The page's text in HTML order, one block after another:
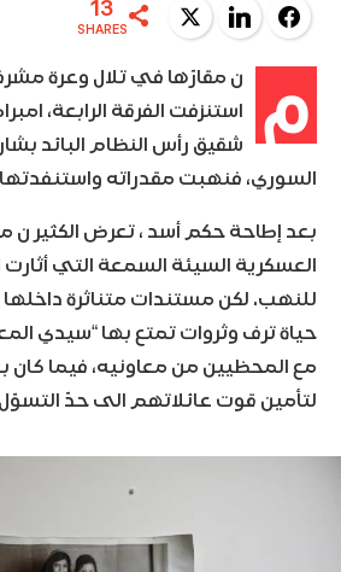
Facebook
LinkedIn
Twitter
13
SHARES
م
ن مقارّها في تلال وعرة
استنزفت الفرقة الرابعة،
شقيق رأس النظام البائد بشار
السوري، فنهبت مقدراته
بعد إطاحة حكم أسد ، تعرض الكثير ن
العسكرية السيئة السمعة التي
للنهب. لكن مستندات متناثرة
حياة ترف وثروات تمتع بها “سيدي
مع المحظيين من معاونيه، فيما
لتأمين قوت عائلاتهم الى حدّ